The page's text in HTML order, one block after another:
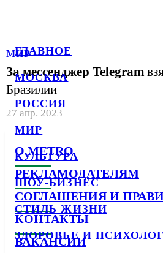
ГЛАВНОЕ
МОСКВА
РОССИЯ
МИР
КУЛЬТУРА
ШОУ-БИЗНЕС
СТИЛЬ ЖИЗНИ
ЗДОРОВЬЕ И
МИР
За мессенджер Telegram
Бразилии
27 апр. 2023
О METRO
РЕКЛАМОДАТЕЛЯМ
СОГЛАШЕНИЯ И
КОНТАКТЫ
ВАКАНСИИ